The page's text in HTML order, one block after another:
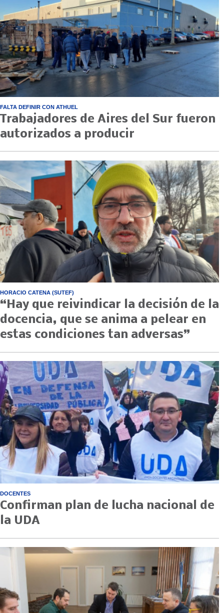
FALTA DEFINIR CON ATHUEL
Trabajadores de Aires del Sur fueron
autorizados a producir
HORACIO CATENA (SUTEF)
“Hay que reivindicar la decisión de la
docencia, que se anima a pelear en
estas condiciones tan adversas”
DOCENTES
Confirman plan de lucha nacional de
la UDA